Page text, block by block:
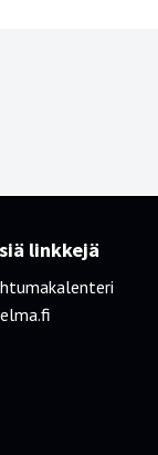
linkkejä